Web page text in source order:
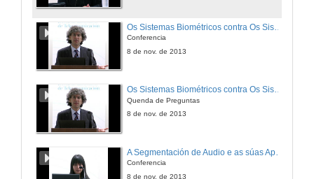
Conferencia
8 de nov. de 2013
Os Sistemas Biométricos contra Os Sistemas de Autentificación Convencionais
Quenda de Preguntas
8 de nov. de 2013
Conferencia
8 de nov. de 2013